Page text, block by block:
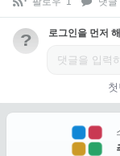
? 로그인을 먼저